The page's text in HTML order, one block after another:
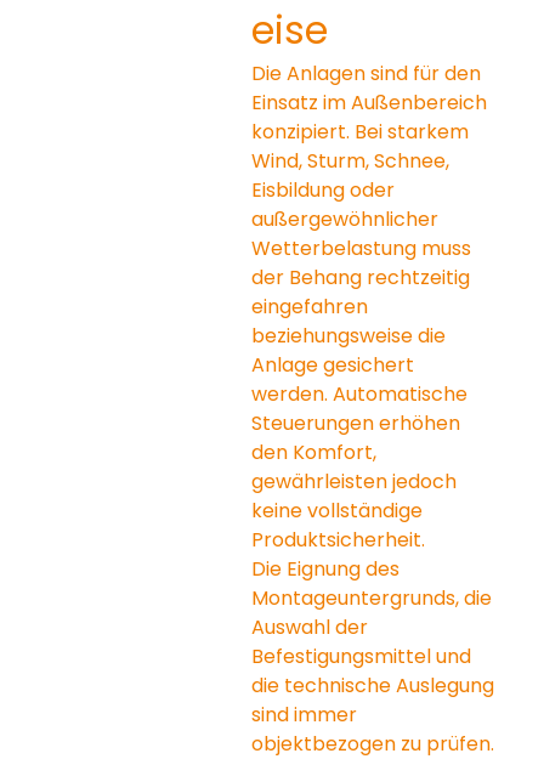
eise
Die Anlagen sind für den
Einsatz im Außenbereich
konzipiert. Bei starkem
Wind, Sturm, Schnee,
Eisbildung oder
außergewöhnlicher
Wetterbelastung muss
der Behang rechtzeitig
eingefahren
beziehungsweise die
Anlage gesichert
werden. Automatische
Steuerungen erhöhen
den Komfort,
gewährleisten jedoch
keine vollständige
Produktsicherheit.
Die Eignung des
Montageuntergrunds, die
Auswahl der
Befestigungsmittel und
die technische Auslegung
sind immer
objektbezogen zu prüfen.